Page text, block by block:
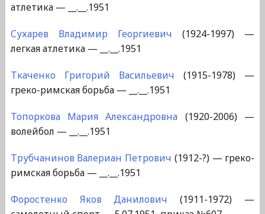
атлетика — __.__.1951
Сухарев Владимир Георгиевич (1924-1997) —
легкая атлетика — __.__.1951
Ткаченко Григорий Васильевич (1915-1978) —
греко-римская борьба — __.__.1951
Топоркова Мария Александровна (1920-2006) —
волейбол — __.__.1951
Трубчанинов Валериан Петрович (1912-?) — греко-
римская борьба — __.__.1951
Форостенко Яков Данилович (1911-1972) —